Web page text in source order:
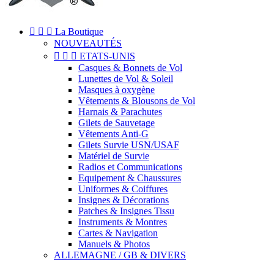
   La Boutique
NOUVEAUTÉS
   ETATS-UNIS
Casques & Bonnets de Vol
Lunettes de Vol & Soleil
Masques à oxygène
Vêtements & Blousons de Vol
Harnais & Parachutes
Gilets de Sauvetage
Vêtements Anti-G
Gilets Survie USN/USAF
Matériel de Survie
Radios et Communications
Equipement & Chaussures
Uniformes & Coiffures
Insignes & Décorations
Patches & Insignes Tissu
Instruments & Montres
Cartes & Navigation
Manuels & Photos
ALLEMAGNE / GB & DIVERS